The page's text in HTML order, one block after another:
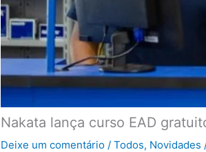
Nakata lança curso EAD
Deixe um comentário / Todos, Novidades